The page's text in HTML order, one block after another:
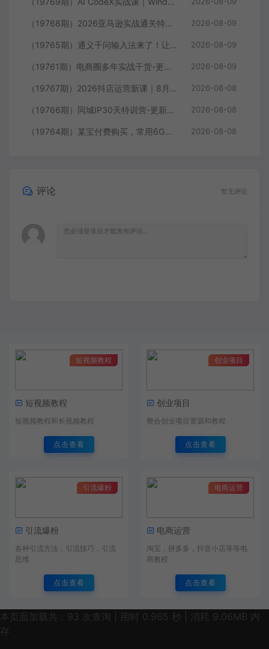
（19768期）2026亚马逊实战通关特训营-2026更新，多维选品+渐进式打法+AI应用，从0到1打造盈利店铺 2026-08-09
（19765期）通义千问输入法来了！让文字输入变得如此简单，最快 300 字/分，AI 自动润色，说话秒变工整文字 2026-08-09
（19761期）电商圈多年实战干货-更新2026：多位资深师兄实战干货/覆盖全域平台，中小卖家可复制的盈利指南 2026-08-09
（19767期）2026抖店运营新课｜8月更新｜不动销起店+商品卡爆发｜达人玩法+店群批量复制｜轻松玩转抖音小店全域流量 2026-08-08
（19766期）同城IP30天特训营-更新｜拍摄剪辑+脚本文案+引流成交，打爆本地流量提升门店业绩实操教学 2026-08-08
（19764期）某宝付费购买，常用6G音效合集！970+首宣传片背景音乐，无版权可商用大气素材，分类清晰，高质量内容 2026-08-08
评论 暂无评论
短视频教程
短视频教程
短视频教程和长视频教程
点击查看
创业项目
创业项目
整合创业项目资源和教程
点击查看
引流爆粉
引流爆粉
各种引流方法，引流技巧，引流
思维
点击查看
电商运营
电商运营
淘宝，拼多多，抖音小店等等电
商教程
点击查看
本页面加载共：93 次查询 | 用时 0.965 秒 | 消耗 9.06MB 内
存